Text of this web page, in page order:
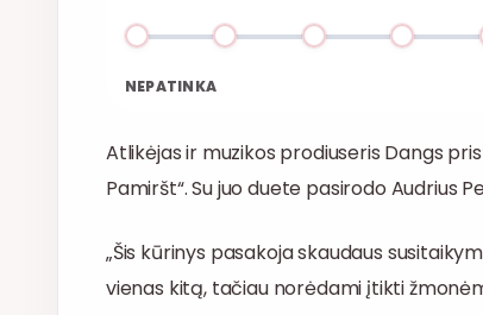
NEPATINKA
Atlikėjas ir muzikos prodiuseris Dangs
Pamiršt“. Su juo duete pasirodo Audrius
„Šis kūrinys pasakoja skaudaus
vienas kitą, tačiau norėdami įtikti